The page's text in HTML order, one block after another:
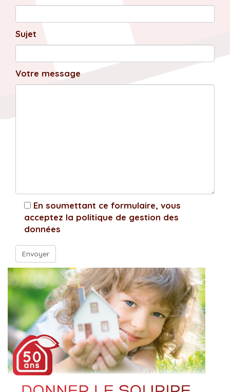
Sujet
Votre message
En soumettant ce formulaire, vous
acceptez la politique de gestion des
données